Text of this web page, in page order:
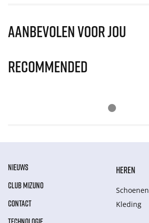
Aanbevolen voor jou
Recommended
NIEUWS
CLUB MIZUNO
CONTACT
HEREN
Schoenen
Kleding